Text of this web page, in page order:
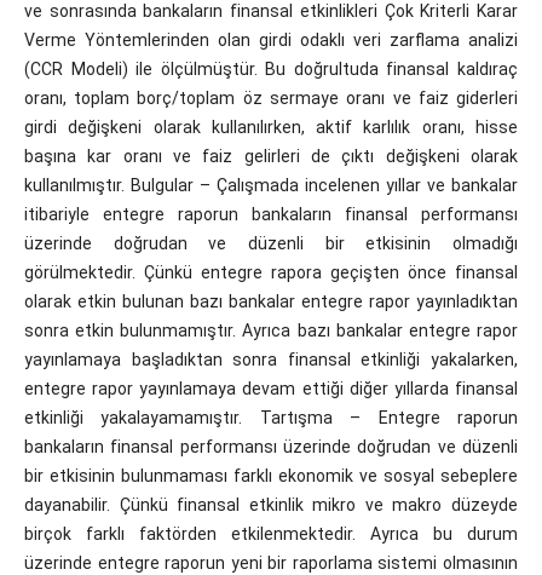
ve sonrasında bankaların finansal etkinlikleri Çok Kriterli Karar
Verme Yöntemlerinden olan girdi odaklı veri zarflama analizi
(CCR Modeli) ile ölçülmüştür. Bu doğrultuda finansal kaldıraç
oranı, toplam borç/toplam öz sermaye oranı ve faiz giderleri
girdi değişkeni olarak kullanılırken, aktif karlılık oranı, hisse
başına kar oranı ve faiz gelirleri de çıktı değişkeni olarak
kullanılmıştır. Bulgular – Çalışmada incelenen yıllar ve bankalar
itibariyle entegre raporun bankaların finansal performansı
üzerinde doğrudan ve düzenli bir etkisinin olmadığı
görülmektedir. Çünkü entegre rapora geçişten önce finansal
olarak etkin bulunan bazı bankalar entegre rapor yayınladıktan
sonra etkin bulunmamıştır. Ayrıca bazı bankalar entegre rapor
yayınlamaya başladıktan sonra finansal etkinliği yakalarken,
entegre rapor yayınlamaya devam ettiği diğer yıllarda finansal
etkinliği yakalayamamıştır. Tartışma – Entegre raporun
bankaların finansal performansı üzerinde doğrudan ve düzenli
bir etkisinin bulunmaması farklı ekonomik ve sosyal sebeplere
dayanabilir. Çünkü finansal etkinlik mikro ve makro düzeyde
birçok farklı faktörden etkilenmektedir. Ayrıca bu durum
üzerinde entegre raporun yeni bir raporlama sistemi olmasının